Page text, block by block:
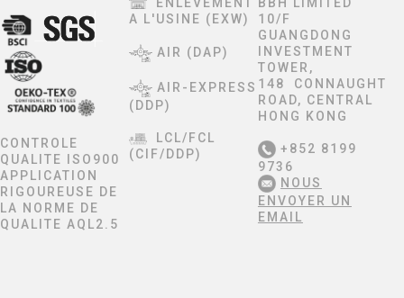
CONTROLE
QUALITE ISO900
APPLICATION
RIGOUREUSE DE
LA NORME DE
QUALITE AQL2.5
A L'USINE (EXW)
AIR (DAP)
AIR-EXPRESS
(DDP)
LCL/FCL
(CIF/DDP)
10/F
GUANGDONG
INVESTMENT
TOWER,
148 CONNAUGHT
ROAD, CENTRAL
HONG KONG
+852 8199
9736
NOUS
ENVOYER UN
EMAIL